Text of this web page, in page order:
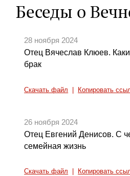
Беседы о
28 ноября 2024
Отец Вячеслав Клюев.
брак
Скачать файл Копировать
26 ноября 2024
Отец Евгений Денисов. С
семейная жизнь
Скачать файл Копировать